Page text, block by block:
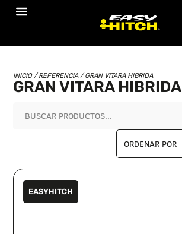
INICIO/ REFERENCIA / GRAN VITARA HIBRIDA
GRAN VITARA HIBRIDA
EASYHITCH